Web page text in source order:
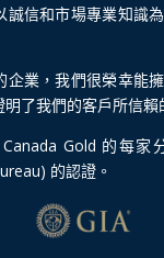
誠信和市場專業知識
企業，我們很榮幸能
了我們的客戶所信
Gold 的每家
的認證。